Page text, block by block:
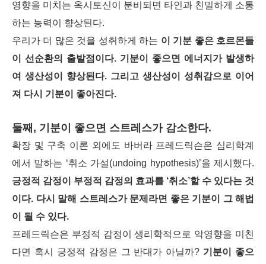
영향을 미치는 옥시토신이 분비되면 타인과 친밀하게 소통
하는 능력이 향상된다.
우리가 더 많은 것을 성취하게 하는 이 기분 좋은 호르몬들
이 선순환의 출발점이다. 기분이 좋으면 에너지가 발생하
여 생산성이 향상된다. 그리고 생산성이 성취감으로 이어
져 다시 기분이 좋아진다.
둘째, 기분이 좋으면 스트레스가 감소한다.
확장 및 구축 이론 외에도 바버라 프레드릭슨은 심리학계
에서 말하는 ‘취소 가설(undoing hypothesis)’을 제시했다.
긍정적 감정이 부정적 감정의 효과를 ‘취소’할 수 있다는 것
이다. 다시 말해 스트레스가 문제라면 좋은 기분이 그 해법
이 될 수 있다.
프레드릭슨은 부정적 감정이 생리학적으로 악영향을 미친
다면 혹시 긍정적 감정은 그 반대가 아닐까? 기분이 좋으